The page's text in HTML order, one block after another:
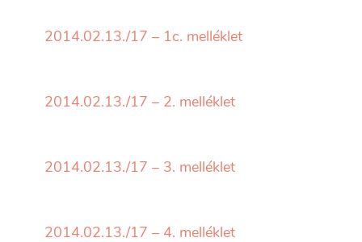
2014.02.13./17 – 1c. melléklet
2014.02.13./17 – 2. melléklet
2014.02.13./17 – 3. melléklet
2014.02.13./17 – 4. melléklet